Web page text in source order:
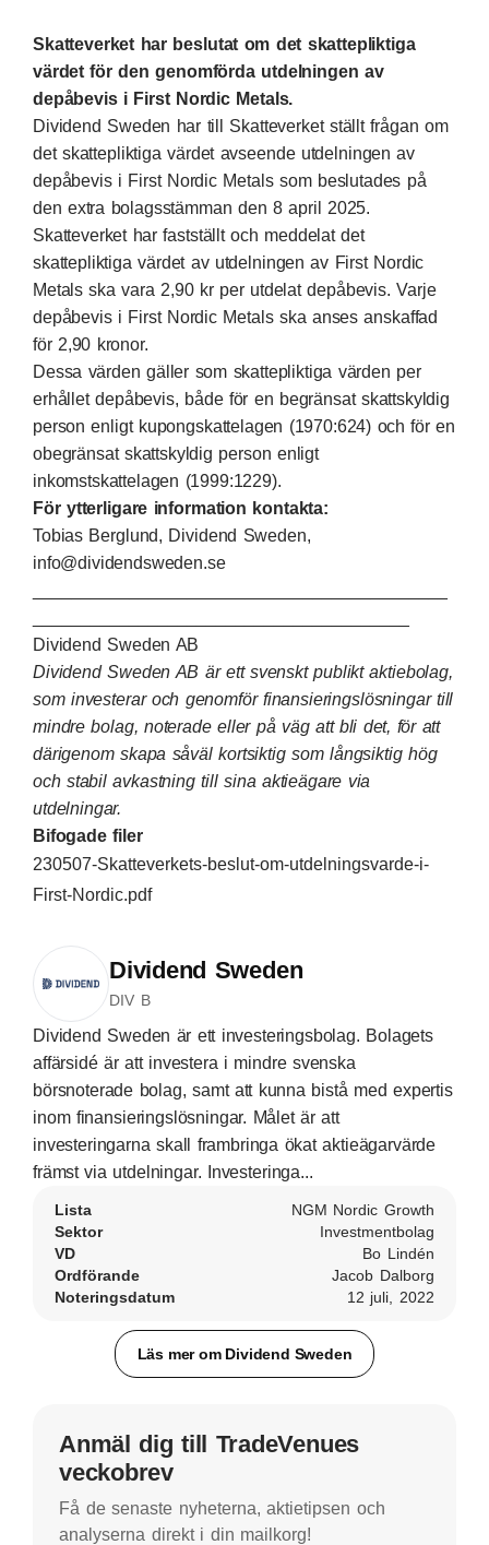
Skatteverket har beslutat om det skattepliktiga
värdet för den genomförda utdelningen av
depåbevis i First Nordic Metals.
Dividend Sweden har till Skatteverket ställt frågan om
det skattepliktiga värdet avseende utdelningen av
depåbevis i First Nordic Metals som beslutades på
den extra bolagsstämman den 8 april 2025.
Skatteverket har fastställt och meddelat det
skattepliktiga värdet av utdelningen av First Nordic
Metals ska vara 2,90 kr per utdelat depåbevis. Varje
depåbevis i First Nordic Metals ska anses anskaffad
för 2,90 kronor.
Dessa värden gäller som skattepliktiga värden per
erhållet depåbevis, både för en begränsat skattskyldig
person enligt kupongskattelagen (1970:624) och för en
obegränsat skattskyldig person enligt
inkomstskattelagen (1999:1229).
För ytterligare information kontakta:
Tobias Berglund, Dividend Sweden,
info@dividendsweden.se
Dividend Sweden AB
Dividend Sweden AB är ett svenskt publikt aktiebolag,
som investerar och genomför finansieringslösningar till
mindre bolag, noterade eller på väg att bli det, för att
därigenom skapa såväl kortsiktig som långsiktig hög
och stabil avkastning till sina aktieägare via
utdelningar.
Bifogade filer
230507-Skatteverkets-beslut-om-utdelningsvarde-i-
First-Nordic.pdf
Dividend Sweden
DIV B
Dividend Sweden är ett investeringsbolag. Bolagets
affärsidé är att investera i mindre svenska
börsnoterade bolag, samt att kunna bistå med expertis
inom finansieringslösningar. Målet är att
investeringarna skall frambringa ökat aktieägarvärde
främst via utdelningar. Investeringa...
Lista
NGM Nordic Growth
Sektor
Investmentbolag
VD
Bo Lindén
Ordförande
Jacob Dalborg
Noteringsdatum
12 juli, 2022
Läs mer om Dividend Sweden
Anmäl dig till TradeVenues
veckobrev
Få de senaste nyheterna, aktietipsen och
analyserna direkt i din mailkorg!